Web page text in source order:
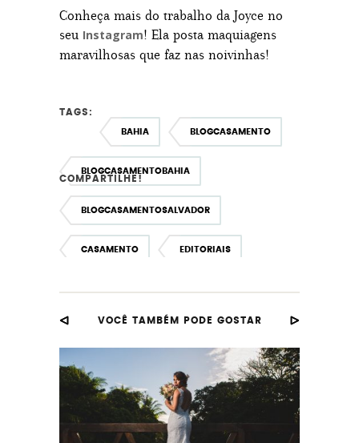
Conheça mais do trabalho da Joyce no
seu Instagram! Ela posta maquiagens
maravilhosas que faz nas noivinhas!
TAGS:
BAHIA BLOGCASAMENTO
BLOGCASAMENTOBAHIA
BLOGCASAMENTOSALVADOR
CASAMENTO EDITORIAIS
EDITORIALDENOIVA JOYCEPORTELA
LANOVIA MAQUIAGEM
COMPARTILHE!
VOCÊ TAMBÉM PODE GOSTAR